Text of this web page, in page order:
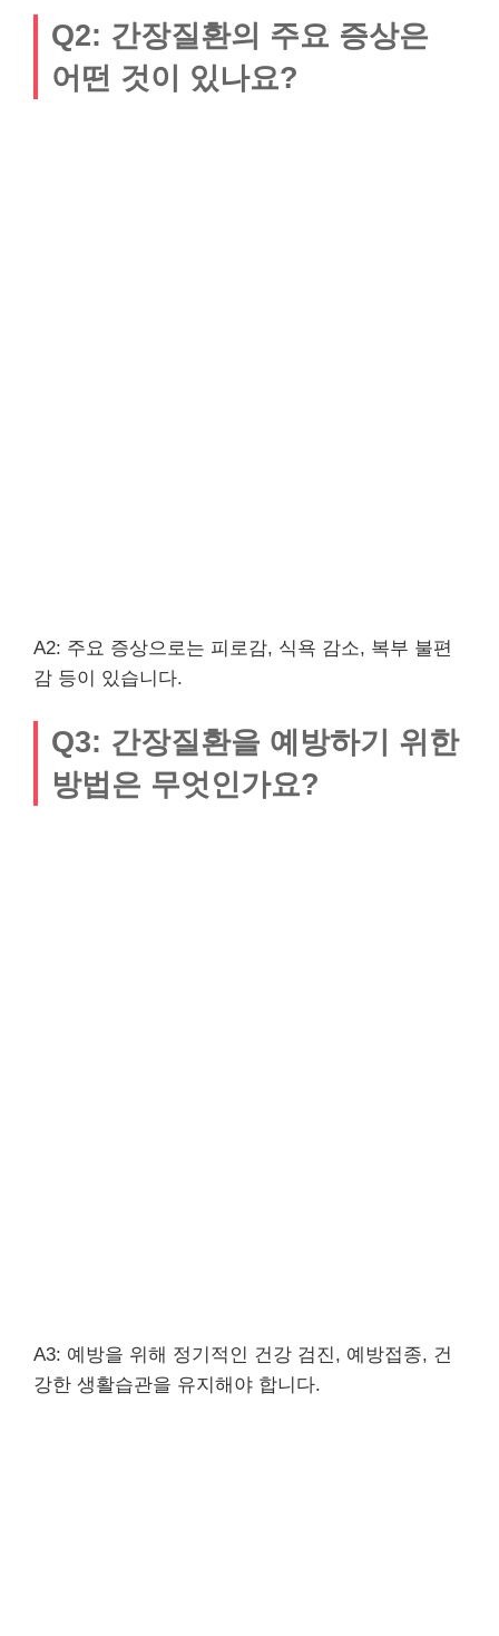
Q2: 간장질환의 주요 증상은
어떤 것이 있나요?
A2: 주요 증상으로는 피로감, 식욕 감소, 복부 불편
감 등이 있습니다.
Q3: 간장질환을 예방하기 위한
방법은 무엇인가요?
A3: 예방을 위해 정기적인 건강 검진, 예방접종, 건
강한 생활습관을 유지해야 합니다.